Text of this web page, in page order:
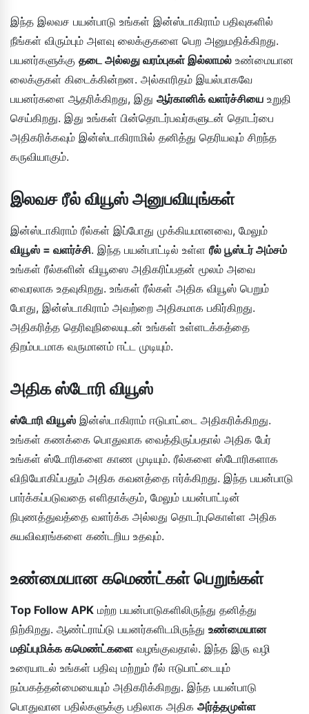
இந்த இலவச பயன்பாடு உங்கள் இன்ஸ்டாகிராம் பதிவுகளில்
நீங்கள் விரும்பும் அளவு லைக்குகளை பெற அனுமதிக்கிறது.
பயனர்களுக்கு தடை அல்லது வரம்புகள் இல்லாமல் உண்மையான
லைக்குகள் கிடைக்கின்றன. அல்காரிதம் இயல்பாகவே
பயனர்களை ஆதரிக்கிறது, இது ஆர்கானிக் வளர்ச்சியை உறுதி
செய்கிறது. இது உங்கள் பின்தொடர்பவர்களுடன் தொடர்பை
அதிகரிக்கவும் இன்ஸ்டாகிராமில் தனித்து தெரியவும் சிறந்த
கருவியாகும்.
இலவச ரீல் வியூஸ் அனுபவியுங்கள்
இன்ஸ்டாகிராம் ரீல்கள் இப்போது முக்கியமானவை, மேலும்
வியூஸ் = வளர்ச்சி. இந்த பயன்பாட்டில் உள்ள ரீல் பூஸ்டர் அம்சம்
உங்கள் ரீல்களின் வியூஸை அதிகரிப்பதன் மூலம் அவை
வைரலாக உதவுகிறது. உங்கள் ரீல்கள் அதிக வியூஸ் பெறும்
போது, இன்ஸ்டாகிராம் அவற்றை அதிகமாக பகிர்கிறது.
அதிகரித்த தெரிவுநிலையுடன் உங்கள் உள்ளடக்கத்தை
திறம்படமாக வருமானம் ஈட்ட முடியும்.
அதிக ஸ்டோரி வியூஸ்
ஸ்டோரி வியூஸ் இன்ஸ்டாகிராம் ஈடுபாட்டை அதிகரிக்கிறது.
உங்கள் கணக்கை பொதுவாக வைத்திருப்பதால் அதிக பேர்
உங்கள் ஸ்டோரிகளை காண முடியும். ரீல்களை ஸ்டோரிகளாக
விநியோகிப்பதும் அதிக கவனத்தை ஈர்க்கிறது. இந்த பயன்பாடு
பார்க்கப்படுவதை எளிதாக்கும், மேலும் பயன்பாட்டின்
நிபுணத்துவத்தை வளர்க்க அல்லது தொடர்புகொள்ள அதிக
சுயவிவரங்களை கண்டறிய உதவும்.
உண்மையான கமெண்ட்கள் பெறுங்கள்
Top Follow APK மற்ற பயன்பாடுகளிலிருந்து தனித்து
நிற்கிறது. ஆண்ட்ராய்டு பயனர்களிடமிருந்து உண்மையான
மதிப்புமிக்க கமெண்ட்களை வழங்குவதால். இந்த இரு வழி
உரையாடல் உங்கள் பதிவு மற்றும் ரீல் ஈடுபாட்டையும்
நம்பகத்தன்மையையும் அதிகரிக்கிறது. இந்த பயன்பாடு
பொதுவான பதில்களுக்கு பதிலாக அதிக அர்த்தமுள்ள